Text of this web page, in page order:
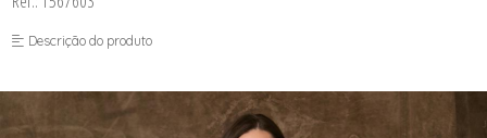
FUSEA-AGOSTO I-
LONGO-AGOSTO I-
MACAC-AGOSTO I-
SAIA-AGOSTO I-
SHORT-AGOSTO I-
Descrição do produto